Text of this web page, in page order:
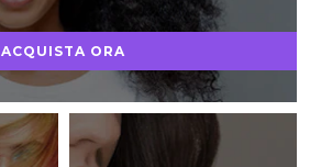
ACQUISTA ORA